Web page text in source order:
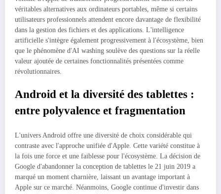
véritables alternatives aux ordinateurs portables, même si certains
utilisateurs professionnels attendent encore davantage de flexibilité
dans la gestion des fichiers et des applications. L'intelligence
artificielle s'intègre également progressivement à l'écosystème, bien
que le phénomène d'AI washing soulève des questions sur la réelle
valeur ajoutée de certaines fonctionnalités présentées comme
révolutionnaires.
Android et la diversité des tablettes :
entre polyvalence et fragmentation
L'univers Android offre une diversité de choix considérable qui
contraste avec l'approche unifiée d'Apple. Cette variété constitue à
la fois une force et une faiblesse pour l'écosystème. La décision de
Google d'abandonner la conception de tablettes le 21 juin 2019 a
marqué un moment charnière, laissant un avantage important à
Apple sur ce marché. Néanmoins, Google continue d'investir dans